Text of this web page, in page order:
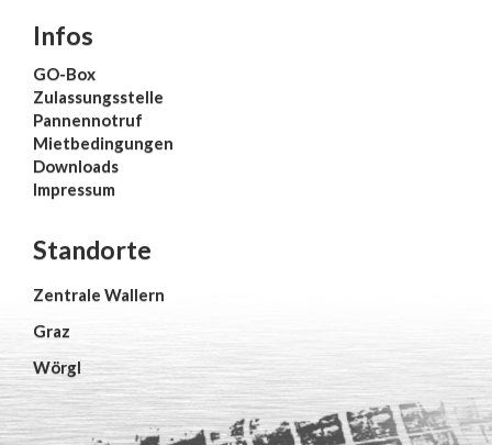
Infos
GO-Box
Zulassungsstelle
Pannennotruf
Mietbedingungen
Downloads
Impressum
Standorte
Zentrale Wallern
Graz
Wörgl